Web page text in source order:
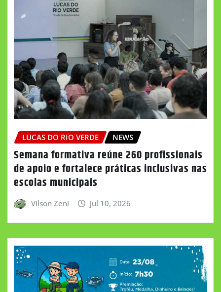
LUCAS DO RIO VERDE NEWS
Semana formativa reúne 260 profissionais
de apoio e fortalece práticas inclusivas nas
escolas municipais
Vilson Zeni jul 10, 2026